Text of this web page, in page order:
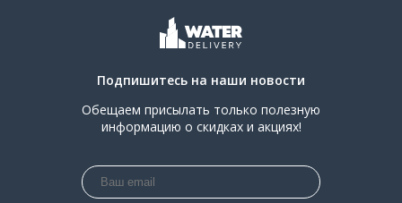
Подпишитесь на наши новости
Обещаем присылать только полезную
информацию о скидках и акциях!